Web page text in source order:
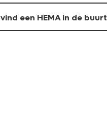
vind een HEMA in de buurt